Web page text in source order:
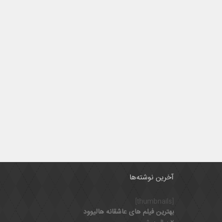
آخرین نوشته‌ها
بهترین فیلم های عاشقانه هالیوود